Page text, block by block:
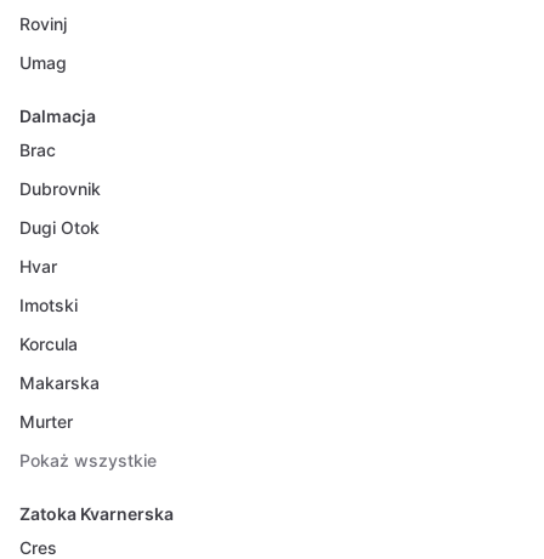
Rovinj
Umag
Dalmacja
Brac
Dubrovnik
Dugi Otok
Hvar
Imotski
Korcula
Makarska
Murter
Pokaż wszystkie
Zatoka Kvarnerska
Cres